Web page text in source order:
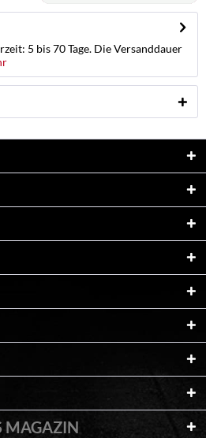
5 bis 70 Tage. Die Versanddauer
MAGAZIN